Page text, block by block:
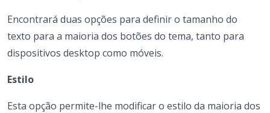
Encontrará duas opções para definir o tamanho do
texto para a maioria dos botões do tema, tanto para
dispositivos desktop como móveis.
Estilo
Esta opção permite-lhe modificar o estilo da maioria dos